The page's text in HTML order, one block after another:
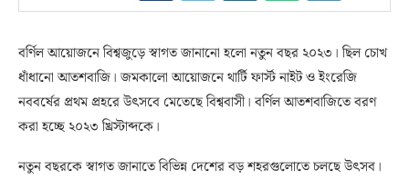
বর্ণিল আয়োজনে বিশ্বজুড়ে স্বাগত জানানো হলো নতুন বছর ২০২৩। ছিল চোখ
ধাঁধানো আতশবাজি। জমকালো আয়োজনে থার্টি ফার্স্ট নাইট ও ইংরেজি
নববর্ষের প্রথম প্রহরে উৎসবে মেতেছে বিশ্ববাসী। বর্ণিল আতশবাজিতে বরণ
করা হচ্ছে ২০২৩ খ্রিস্টাব্দকে।
নতুন বছরকে স্বাগত জানাতে বিভিন্ন দেশের বড় শহরগুলোতে চলছে উৎসব।